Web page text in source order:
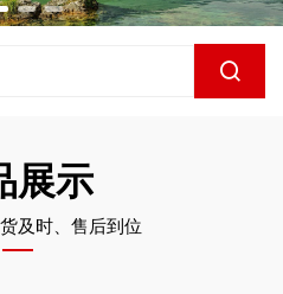
展示
及时、售后到位